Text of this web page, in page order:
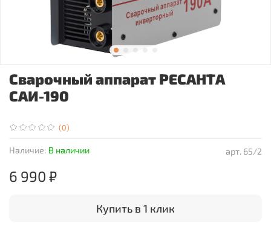
(0)
арт. 65/2
Наличие: В наличии
Сварочный аппарат РЕСАНТА
САИ-190
6 990 ₽
Купить в 1 клик